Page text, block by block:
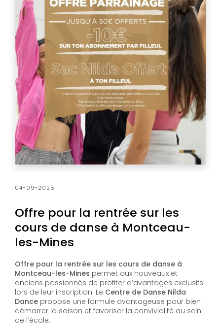
04-09-2025
Offre pour la rentrée sur les
cours de danse à Montceau-
les-Mines
Offre pour la rentrée sur les cours de danse à
Montceau-les-Mines permet aux nouveaux et
anciens passionnés de profiter d’avantages exclusifs
lors de leur inscription. Le Centre de Danse Nilda
Dance propose une formule avantageuse pour bien
démarrer la saison et favoriser la convivialité au sein
de l’école.